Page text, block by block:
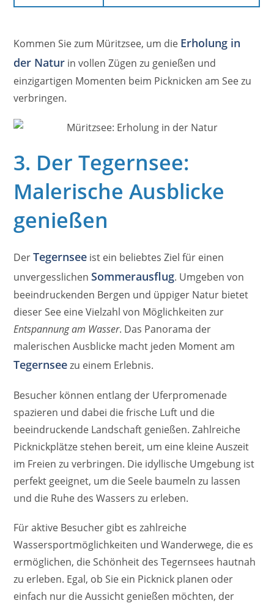
Kommen Sie zum Müritzsee, um die Erholung in
der Natur in vollen Zügen zu genießen und
einzigartigen Momenten beim Picknicken am See zu
verbringen.
3. Der Tegernsee:
Malerische Ausblicke
genießen
DerTegernsee ist ein beliebtes Ziel für einen
unvergesslichenSommerausflug. Umgeben von
beeindruckenden Bergen und üppiger Natur bietet
dieser See eine Vielzahl von Möglichkeiten zur
Entspannung am Wasser. Das Panorama der
malerischen Ausblicke macht jeden Moment am
Tegernseezu einem Erlebnis.
Besucher können entlang der Uferpromenade
spazieren und dabei die frische Luft und die
beeindruckende Landschaft genießen. Zahlreiche
Picknickplätze stehen bereit, um eine kleine Auszeit
im Freien zu verbringen. Die idyllische Umgebung ist
perfekt geeignet, um die Seele baumeln zu lassen
und die Ruhe des Wassers zu erleben.
Für aktive Besucher gibt es zahlreiche
Wassersportmöglichkeiten und Wanderwege, die es
ermöglichen, die Schönheit des Tegernsees hautnah
zu erleben. Egal, ob Sie ein Picknick planen oder
einfach nur die Aussicht genießen möchten, der